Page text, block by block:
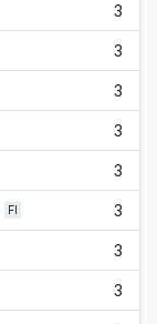
3
3
3
3
3
FI 3
3
3